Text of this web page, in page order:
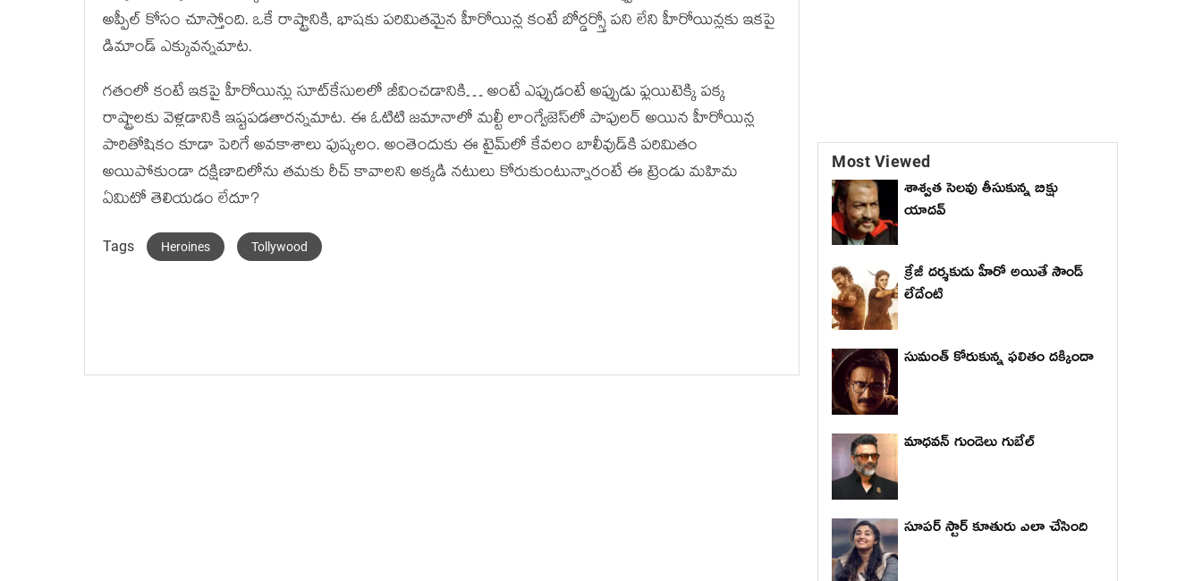
అప్పీల్‍ కోసం చూస్తోంది. ఒకే రాష్ట్రానికి, భాషకు పరిమితమైన హీరోయిన్ల కంటే బోర్డర్స్తో పని లేని హీరోయిన్లకు ఇకపై
డిమాండ్‍ ఎక్కువన్నమాట.
గతంలో కంటే ఇకపై హీరోయిన్లు సూట్‍కేసులలో జీవించడానికి… అంటే ఎప్పుడంటే అప్పుడు ఫ్లయిటెక్కి పక్క
రాష్ట్రాలకు వెళ్లడానికి ఇష్టపడతారన్నమాట. ఈ ఓటిటి జమానాలో మల్టీ లాంగ్వేజెస్‍లో పాపులర్‍ అయిన హీరోయిన్ల
పారితోషికం కూడా పెరిగే అవకాశాలు పుష్కలం. అంతెందుకు ఈ టైమ్‍లో కేవలం బాలీవుడ్‍కి పరిమితం
అయిపోకుండా దక్షిణాదిలోను తమకు రీచ్‍ కావాలని అక్కడి నటులు కోరుకుంటున్నారంటే ఈ ట్రెండు మహిమ
ఏమిటో తెలియడం లేదూ?
Tags Heroines Tollywood
Most Viewed
శాశ్వత సెలవు తీసుకున్న బిక్షు
యాదవ్
క్రేజీ దర్శకుడు హీరో అయితే సౌండ్
లేదేంటి
సుమంత్ కోరుకున్న ఫలితం దక్కిందా
మాధ‌వ‌న్ గుండెలు గుబేల్‌
సూపర్ స్టార్ కూతురు ఎలా చేసింది